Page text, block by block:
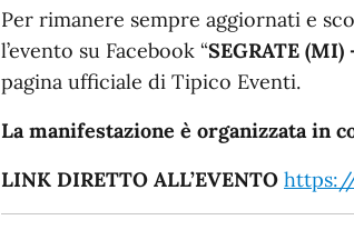
Per rimanere sempre aggiornati e
l’evento su Facebook “SEGRATE (MI)
pagina ufficiale di Tipico Eventi.
La manifestazione è organizzata in
LINK DIRETTO ALL’EVENTO https://